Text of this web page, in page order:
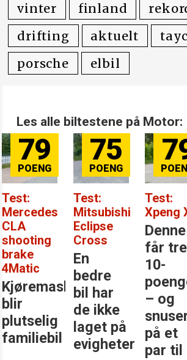
vinter
finland
drifting
aktuelt
porsche
elbil
Les alle biltestene på Motor:
79
Test:
Mercedes
CLA
shooting
brake
4Matic
Kjøremaskinen
blir
plutselig
familiebil
75
Test:
Mitsubishi
Eclipse
Cross
En
bedre
bil har
de ikke
laget på
evigheter
Test:
Xpeng
Denne
får tre
10-
– og
på et
par til